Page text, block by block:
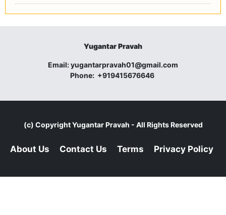
Yugantar Pravah
Email:yugantarpravah01@gmail.com
Phone: +919415676646
(c) CopyrightYugantar Pravah - All Rights Reserved
About Us Contact Us Terms Privacy Policy